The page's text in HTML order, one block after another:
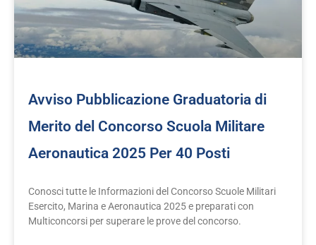
Avviso Pubblicazione Graduatoria di
Merito del Concorso Scuola Militare
Aeronautica 2025 Per 40 Posti
Conosci tutte le Informazioni del Concorso Scuole Militari
Esercito, Marina e Aeronautica 2025 e preparati con
Multiconcorsi per superare le prove del concorso.